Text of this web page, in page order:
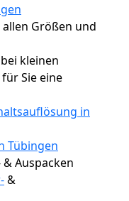
allen Größen und
kleinen
Sie eine
in
Tübingen
Auspacken
&